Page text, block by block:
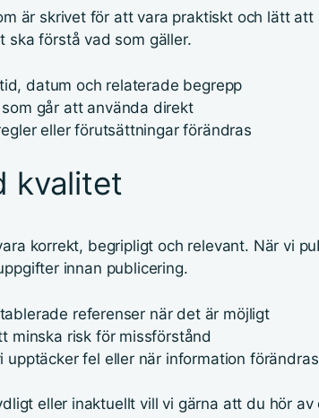
är skrivet för att vara praktiskt och lätt
ska förstå vad som gäller.
datum och relaterade begrepp
går att använda direkt
eller förutsättningar förändras
kvalitet
korrekt, begripligt och relevant. När vi
innan publicering.
referenser när det är möjligt
minska risk för missförstånd
upptäcker fel eller när information förändras
eller inaktuellt vill vi gärna att du hör